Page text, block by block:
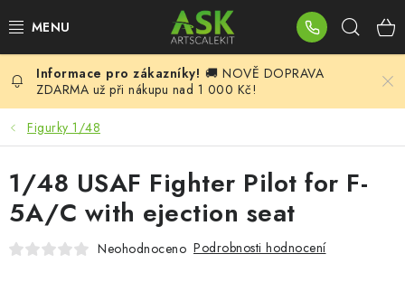
na
BLOG
SUMMER DAYS
WARHAMMER
ASK PRODUKTY
🚚 NOVĚ DOPRAVA
ZDARMA už při nákupu nad 1 000 Kč!
Figurky 1/48
1/48 USAF Fighter Pilot for F-
5A/C with ejection seat
Neohodnoceno Podrobnosti hodnocení